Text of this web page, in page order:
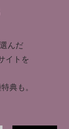
んだ
イトを
典も。